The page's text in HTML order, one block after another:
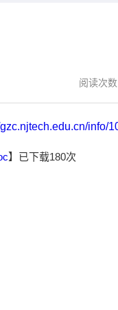
阅读次
info/
】已下载180次